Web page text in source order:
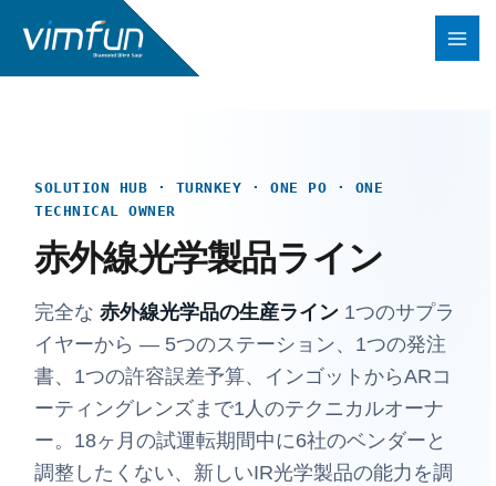
テ
SOLUTION HUB · TURNKEY · ONE PO · ONE
TECHNICAL OWNER
赤外線光学製品ライン
完全な 赤外線光学品の生産ライン 1つのサプラ
イヤーから — 5つのステーション、1つの発注
書、1つの許容誤差予算、インゴットからARコ
ーティングレンズまで1人のテクニカルオーナ
ー。18ヶ月の試運転期間中に6社のベンダーと
調整したくない、新しいIR光学製品の能力を調